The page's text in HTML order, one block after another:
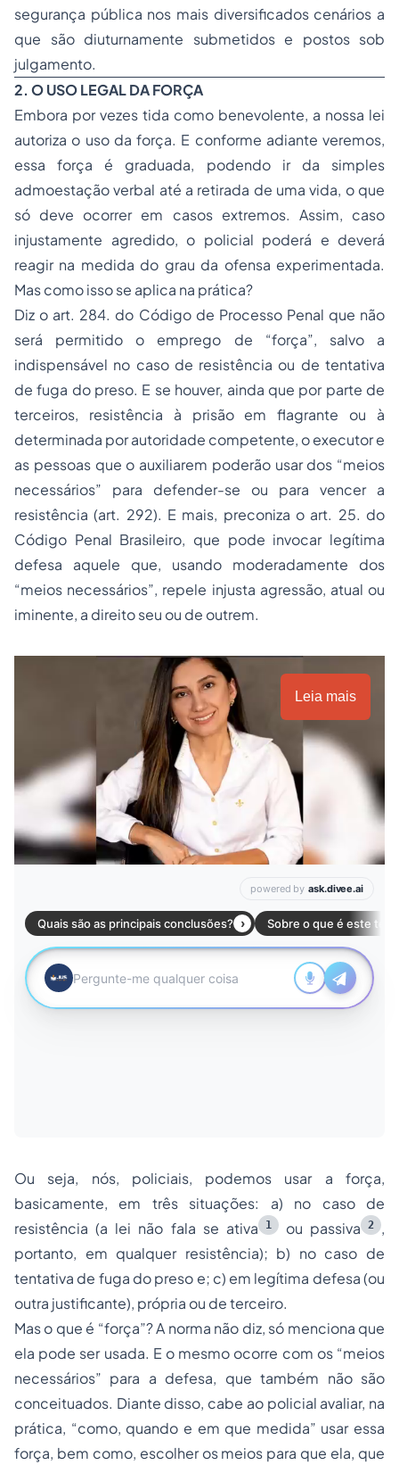
segurança pública nos mais diversificados cenários a
que são diuturnamente submetidos e postos sob
julgamento.
2. O USO LEGAL DA FORÇA
Embora por vezes tida como benevolente, a nossa lei
autoriza o uso da força. E conforme adiante veremos,
essa força é graduada, podendo ir da simples
admoestação verbal até a retirada de uma vida, o que
só deve ocorrer em casos extremos. Assim, caso
injustamente agredido, o policial poderá e deverá
reagir na medida do grau da ofensa experimentada.
Mas como isso se aplica na prática?
Diz o art. 284. do Código de Processo Penal que não
será permitido o emprego de “força”, salvo a
indispensável no caso de resistência ou de tentativa
de fuga do preso. E se houver, ainda que por parte de
terceiros, resistência à prisão em flagrante ou à
determinada por autoridade competente, o executor e
as pessoas que o auxiliarem poderão usar dos “meios
necessários” para defender-se ou para vencer a
resistência (art. 292). E mais, preconiza o art. 25. do
Código Penal Brasileiro, que pode invocar legítima
defesa aquele que, usando moderadamente dos
“meios necessários”, repele injusta agressão, atual ou
iminente, a direito seu ou de outrem.
Leia mais
Ou seja, nós, policiais, podemos usar a força,
basicamente, em três situações: a) no caso de
resistência (a lei não fala se ativa
1 ou passiva 2
,
portanto, em qualquer resistência); b) no caso de
tentativa de fuga do preso e; c) em legítima defesa (ou
outra justificante), própria ou de terceiro.
Mas o que é “força”? A norma não diz, só menciona que
ela pode ser usada. E o mesmo ocorre com os “meios
necessários” para a defesa, que também não são
conceituados. Diante disso, cabe ao policial avaliar, na
prática, “como, quando e em que medida” usar essa
força, bem como, escolher os meios para que ela, que